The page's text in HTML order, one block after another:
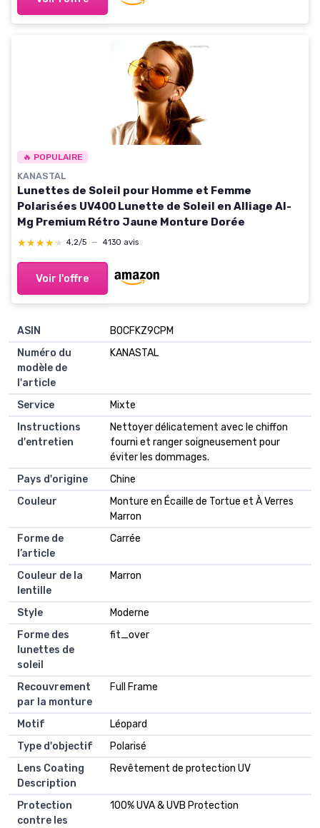
🔥 POPULAIRE
KANASTAL
Lunettes de Soleil pour Homme et Femme
Polarisées UV400 Lunette de Soleil en Alliage Al-
Mg Premium Rétro Jaune Monture Dorée
★★★★★
★★★★★ 4,2/5 — 4130 avis
Voir l'offre
ASIN
B0CFKZ9CPM
Numéro du
modèle de
l'article
KANASTAL
Service
Mixte
Instructions
d'entretien
Nettoyer délicatement avec le chiffon
fourni et ranger soigneusement pour
éviter les dommages.
Pays d'origine
Chine
Couleur
Monture en Écaille de Tortue et À Verres
Marron
Forme de
l’article
Carrée
Couleur de la
lentille
Marron
Style
Moderne
Forme des
lunettes de
soleil
fit_over
Recouvrement
par la monture
Full Frame
Motif
Léopard
Type d'objectif
Polarisé
Lens Coating
Description
Revêtement de protection UV
Protection
contre les
100% UVA & UVB Protection